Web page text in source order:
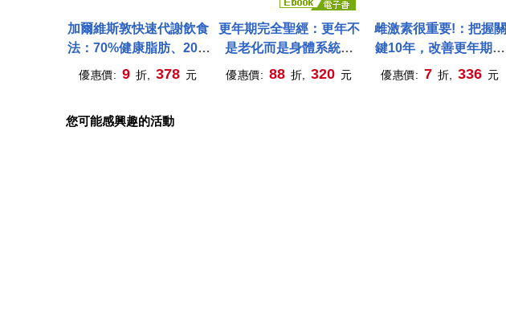
加爾維斯敦快速代謝飲食
法：70%健康脂肪、20%
蛋白質，搭配10%碳水化
優惠價: 9 折, 378 元
更年期完全聖經：更年不
是老化而是身體系統升
級，從前期到後期都能接
優惠價: 88 折, 320 元
雌激素很重要!：把握關
鍵10年，改善更年期不
適，遠離乳癌、心臟病、
優惠價: 7 折, 336 元
您可能感興趣的活動